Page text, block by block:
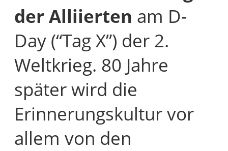
der Alliierten am D-
Day (“Tag X”) der 2.
Weltkrieg. 80 Jahre
später wird die
Erinnerungskultur vor
allem von den